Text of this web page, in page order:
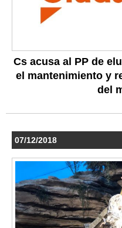
Cs acusa al PP de
el mantenimiento y
del
07/12/2018